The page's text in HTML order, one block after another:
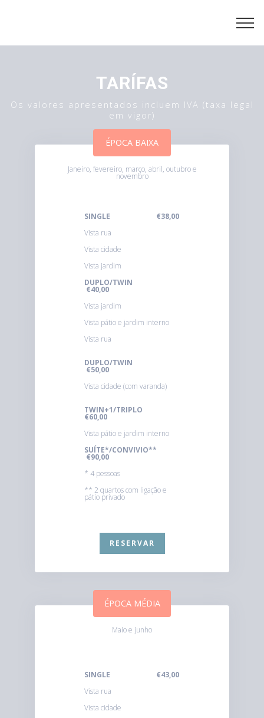
TARÍFAS
Os valores apresentados incluem IVA (taxa legal
em vigor)
ÉPOCA BAIXA
Janeiro, fevereiro, março, abril, outubro e
novembro
SINGLE €38,00
Vista rua
Vista cidade
Vista jardim
DUPLO/TWIN
€40,00
Vista jardim
Vista pátio e jardim interno
Vista rua
DUPLO/TWIN
€50,00
Vista cidade (com varanda)
TWIN+1/TRIPLO
€60,00
Vista pátio e jardim interno
SUÍTE*/CONVIVIO**
€90,00
* 4 pessoas
** 2 quartos com ligação e
pátio privado
RESERVAR
ÉPOCA MÉDIA
Maio e junho
SINGLE €43,00
Vista rua
Vista cidade